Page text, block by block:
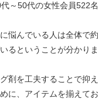
～50代の女性会員522
悩んでいる人は全体で約
るということが分かりま
剤を工夫することで抑
に、アイテムを揃えてお